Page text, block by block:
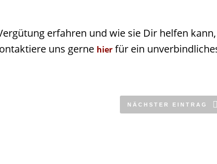
erfahren und wie sie Dir helfen kann,
uns gerne hier für ein
NÄCHSTER EINTRAG